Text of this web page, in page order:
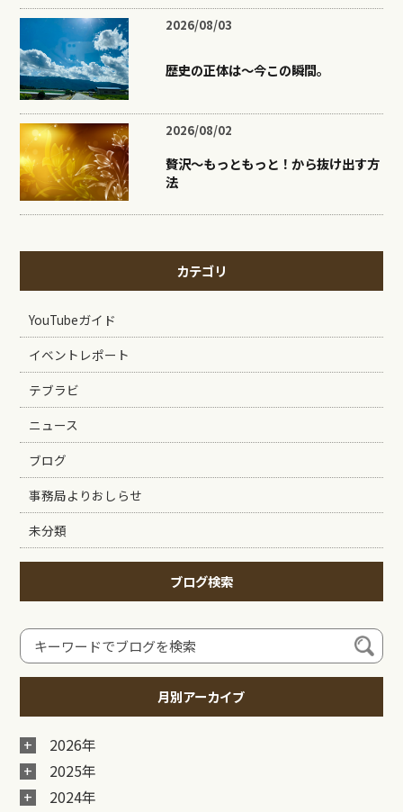
2026/08/03
歴史の正体は〜今この瞬間。
2026/08/02
贅沢〜もっともっと！から抜け出す方
法
カテゴリ
YouTubeガイド
イベントレポート
テブラビ
ニュース
ブログ
事務局よりおしらせ
未分類
ブログ検索
月別アーカイブ
2026年
2025年
2024年